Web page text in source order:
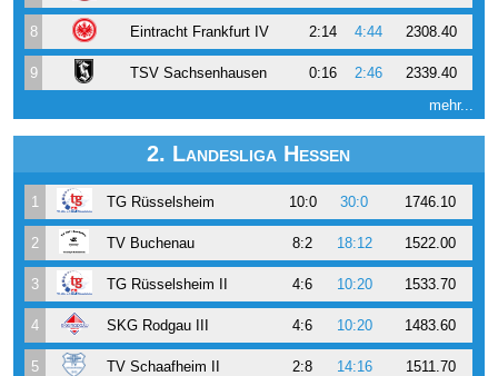
8 Eintracht Frankfurt IV 2:14 4:44 2308.40
9 TSV Sachsenhausen 0:16 2:46
2339.40
mehr...
2. Landesliga Hessen
1 TG Rüsselsheim 10:0 30:0 1746.10
2 TV Buchenau 8:2 18:12 1522.00
3 TG Rüsselsheim II 4:6 10:20 1533.70
4 SKG Rodgau III 4:6 10:20 1483.60
5 TV Schaafheim II 2:8 14:16 1511.70